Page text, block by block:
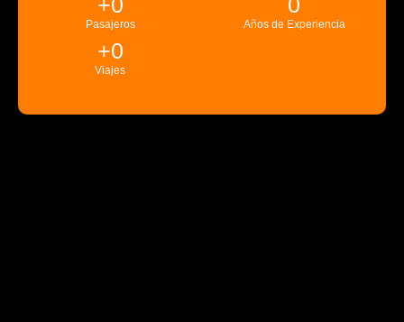
Pasajeros Años de Experiencia
Viajes
+0